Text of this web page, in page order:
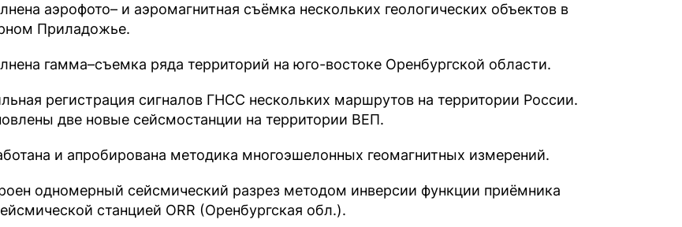
аэрофото– и аэромагнитная съёмка нескольких геологических объектов в
Приладожье.
гамма–съемка ряда территорий на юго-востоке Оренбургской области.
регистрация сигналов ГНСС нескольких маршрутов на территории России.
две новые сейсмостанции на территории ВЕП.
и апробирована методика многоэшелонных геомагнитных измерений.
одномерный сейсмический разрез методом инверсии функции приёмника
станцией ORR (Оренбургская обл.).